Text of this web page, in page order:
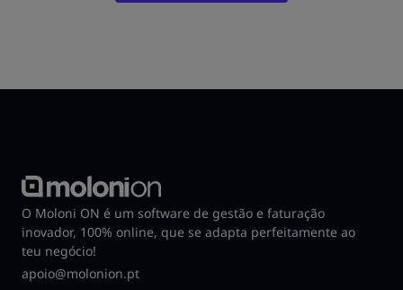
O Moloni ON é um software de gestão e faturação
inovador, 100% online, que se adapta perfeitamente ao
teu negócio!
apoio@molonion.pt